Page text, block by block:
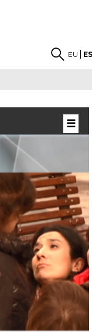
EU
☰